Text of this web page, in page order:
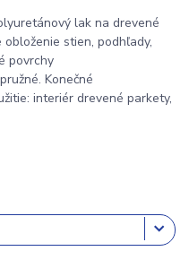
lak na drevené
stien, podhľady,
povrchy
Konečné
interiér drevené parkety,